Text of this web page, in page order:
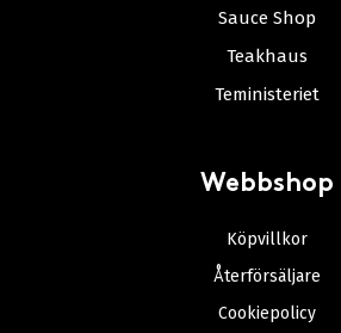
Sauce Shop
Teakhaus
Teministeriet
Webbshop
Köpvillkor
Återförsäljare
Cookiepolicy